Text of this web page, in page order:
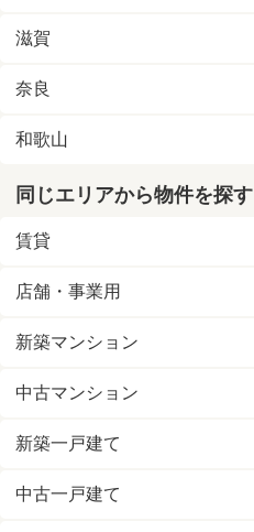
滋賀
奈良
和歌山
同じエリアから物件を探す
賃貸
店舗・事業用
新築マンション
中古マンション
新築一戸建て
中古一戸建て